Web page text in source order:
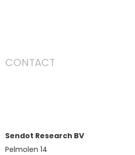
CONTACT
Sendot Research BV
Pelmolen 14